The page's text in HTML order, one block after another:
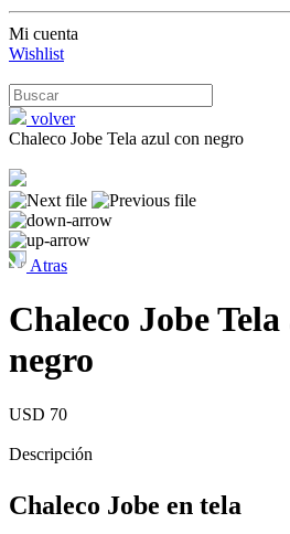
Mi cuenta
Wishlist
volver
Chaleco Jobe Tela azul con negro
Atras
Chaleco Jobe
negro
USD 70
Descripción
Chaleco Jobe en tela